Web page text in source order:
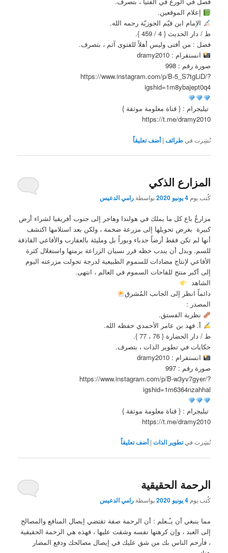
إعلام الموقعين.
الإمام ابن قيّم الجوزيّة رحمه الله.
ط / دار الحديث { 4 / 459 }.
فصل : من أفتى وليس أهلاً للفتوى آثم ، بتصرف.
انستقرام : dramy2010
صورة رقم : 998
https://www.instagram.com/p/B-5_S7tgLiD/?
igshid=1m8ybajept0q4
تيليجرام : { قناة معلومة موثقة }
https://t.me/dramy2010
نُشِرت في طرائف |أضف تعليقاً
المزارع الذكي
كُتب يوم4 يونيو 2020 بواسطةرامي الدعيس
مزارعٌ باع كل ما يملك في هولندا وهاجر إلى جنوب أفريقيا لشراء أرض
كبيرة بغرض تحويلها إلى مزرعة ضخمة ، ولكن بعد استلامها اكتشف
أنها لم تكن فقط أرضاً جدباء وبوراً بل ومليئة بالعقارب والأفاعي القاذفة
للسم. وبدل أن يندب حظه قرر نسيان الزراعة برمتها واستغلال كثرة
الأفاعي لإنتاج مضادات للسموم الطبيعية لدرجة تحولت مزرعته اليوم
إلى أكبر منتج للقاحات السموم في العالم ، انتهى.
الشاهد
دائماً انظر إلى الجانب المُشرق
المصدر :
نظرية الفستق.
أ. فهد بن عامر الأحمدي حفظه الله.
ط / دار الحضارة { 76 ، 77 }.
حكايات في تطوير الذات ، بتصرف.
انستقرام : dramy2010
صورة رقم : 997
https://www.instagram.com/p/B-w3yv7gyer/?
igshid=1m6364nzahhal
تيليجرام : { قناة معلومة موثقة }
https://t.me/dramy2010
نُشِرت في تطوير الذات |أضف تعليقاً
الرحمة الحقيقية
كُتب يوم4 يونيو 2020 بواسطةرامي الدعيس
مما ينبغي أن يـُـعلم : أن الرحمة صفة تقتضي إيصال المنافع والمصالح
إلى العبد ، وإن كرهتها نفسه وشقت عليها ، فهذه هي الرحمة الحقيقية
، فأرحم الناس بك من شق عليك في إيصال مصالحك ودفع المضار